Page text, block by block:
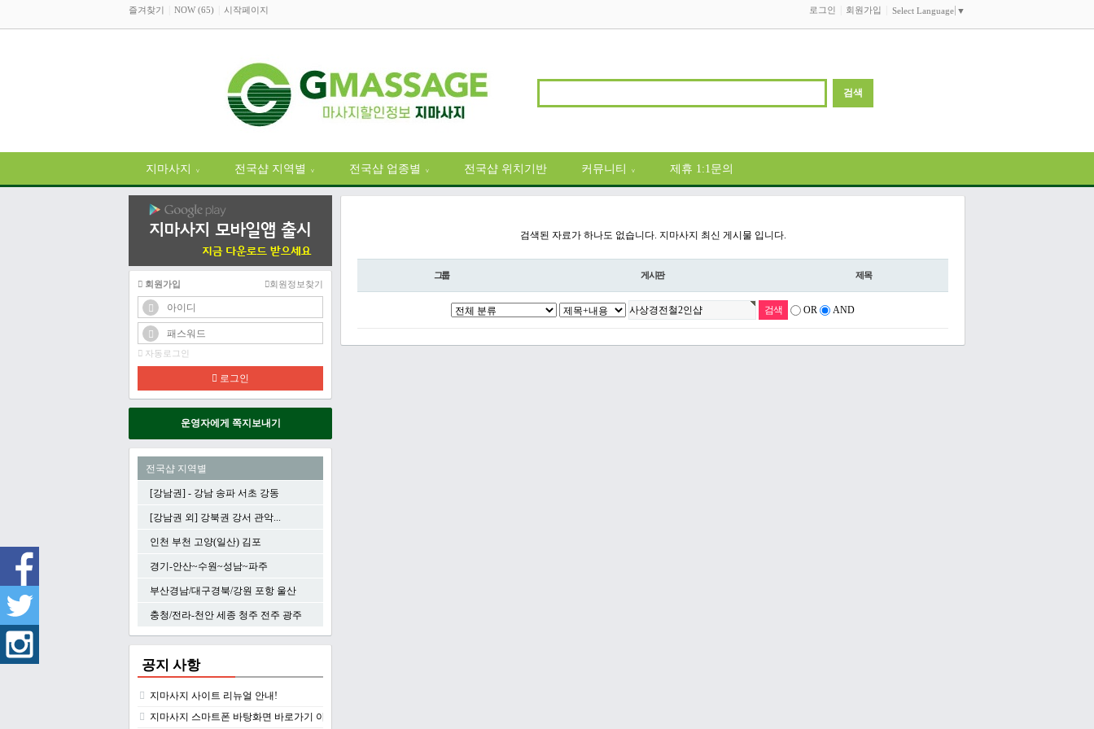
즐겨찾기 NOW (65) 시작페이지 로그인 회원가입 Select Language ▼
지마사지 ∨ 전국샵 지역별 ∨ 전국샵 업종별 ∨ 전국샵 위치기반 커뮤니티 ∨ 제휴 1:1문의
검색된 자료가 하나도 없습니다. 지마사지 최신 게시물 입니다.
그룹 게시판 제목
OR AND
회원가입 회원정보찾기
자동로그인
로그인
운영자에게 쪽지보내기
전국샵 지역별
[강남권] - 강남 송파 서초 강동
[강남권 외] 강북권 강서 관악...
인천 부천 고양(일산) 김포
경기-안산~수원~성남~파주
부산경남/대구경북/강원 포항 울산
충청/전라-천안 세종 청주 전주 광주
공지 사항
지마사지 사이트 리뉴얼 안내!
지마사지 스마트폰 바탕화면 바로가기 아이콘 만들기-편하게 사이트로 접속하…